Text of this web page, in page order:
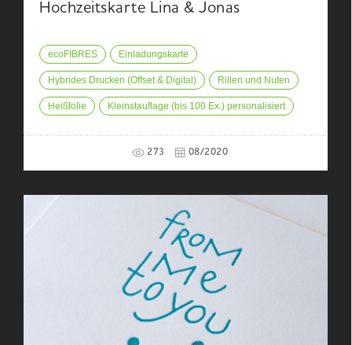
Hochzeitskarte Lina & Jonas
ecoFIBRES Einladungskarte
Hybrides Drucken (Offset & Digital) Rillen und Nuten
Heißfolie Kleinstauflage (bis 100 Ex.) personalisiert
273 08/2020